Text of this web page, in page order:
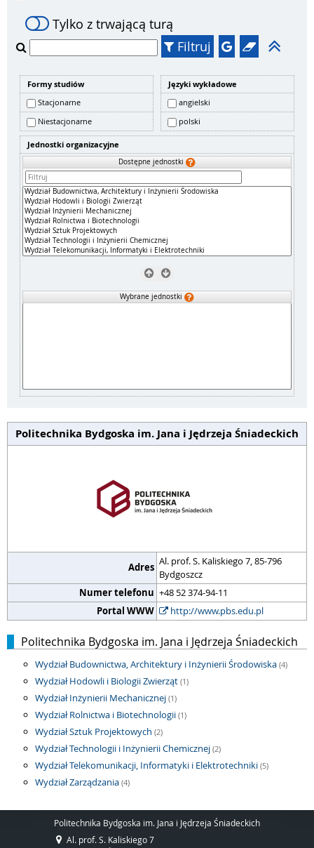
Tylko z trwającą turą
Filtruj
Formy studiów
Stacjonarne
Niestacjonarne
Języki wykładowe
angielski
polski
Jednostki organizacyjne
Dostępne jednostki
Wybrane jednostki
Politechnika Bydgoska im. Jana i Jędrzeja Śniadeckich
Adres Al. prof. S. Kaliskiego 7, 85-796
Bydgoszcz
Numer telefonu +48 52 374-94-11
Portal WWW
http://www.pbs.edu.pl
Politechnika Bydgoska im. Jana i Jędrzeja Śniadeckich
Wydział Budownictwa, Architektury i Inżynierii Środowiska (4)
Wydział Hodowli i Biologii Zwierząt (1)
Wydział Inżynierii Mechanicznej (1)
Wydział Rolnictwa i Biotechnologii (1)
Wydział Sztuk Projektowych (2)
Wydział Technologii i Inżynierii Chemicznej (2)
Wydział Telekomunikacji, Informatyki i Elektrotechniki (5)
Wydział Zarządzania (4)
Politechnika Bydgoska im. Jana i Jędrzeja Śniadeckich
Al. prof. S. Kaliskiego 7